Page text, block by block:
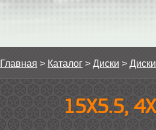
Главная > Каталог > Диски > Диски
15Х5.5,